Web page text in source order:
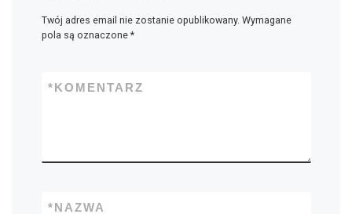
Twój adres email nie zostanie opublikowany. Wymagane
pola są oznaczone *
KOMENTARZ
*
NAZWA
*